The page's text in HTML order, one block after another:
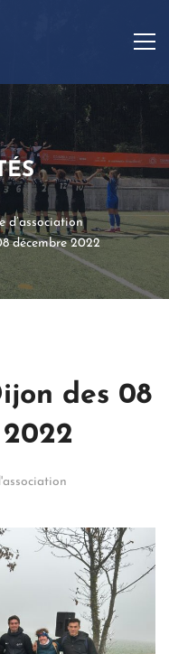
d’association
décembre 2022
des 08